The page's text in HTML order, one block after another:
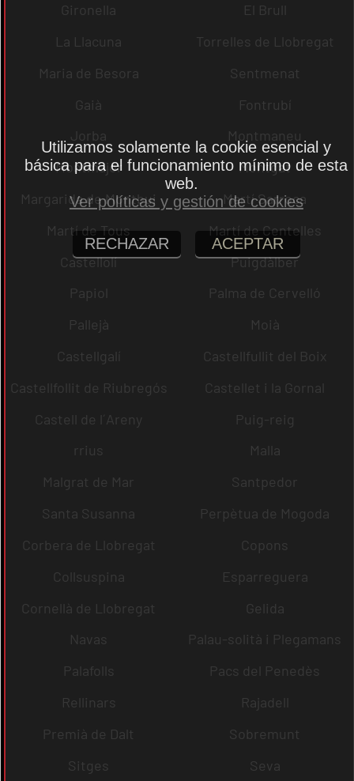
Gironella
El Brull
La Llacuna
Torrelles de Llobregat
Maria de Besora
Sentmenat
Gaià
Fontrubí
Jorba
Montmaneu
Montmajor
Montgat
Margarida de Montbui
Martí Sarroca
Martí de Tous
Martí de Centelles
Castellolí
Puigdàlber
Papiol
Palma de Cervelló
Pallejà
Moià
Castellgalí
Castellfullit del Boix
Castellfollit de Riubregós
Castellet i la Gornal
Castell de l´Areny
Puig-reig
rrius
Malla
Malgrat de Mar
Santpedor
Santa Susanna
Perpètua de Mogoda
Corbera de Llobregat
Copons
Collsuspina
Esparreguera
Cornellà de Llobregat
Gelida
Navas
Palau-solità i Plegamans
Palafolls
Pacs del Penedès
Rellinars
Rajadell
Premià de Dalt
Sobremunt
Sitges
Seva
Utilizamos solamente la cookie esencial y
básica para el funcionamiento mínimo de esta
web.
Ver políticas y gestión de cookies
RECHAZAR ACEPTAR